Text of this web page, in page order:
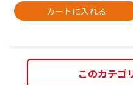
カートに入れる
このカテゴ